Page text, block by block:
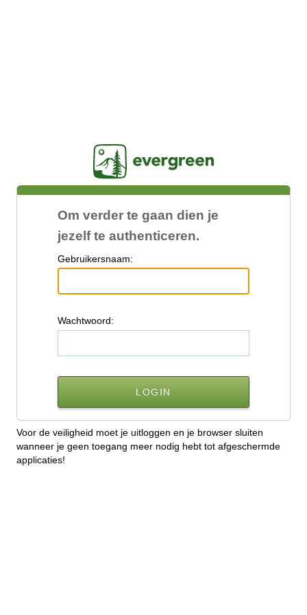
Om verder te gaan dien je
jezelf te authenticeren.
Gebruikersnaam:
Wachtwoord:
Voor de veiligheid moet je uitloggen en je browser sluiten
wanneer je geen toegang meer nodig hebt tot afgeschermde
applicaties!